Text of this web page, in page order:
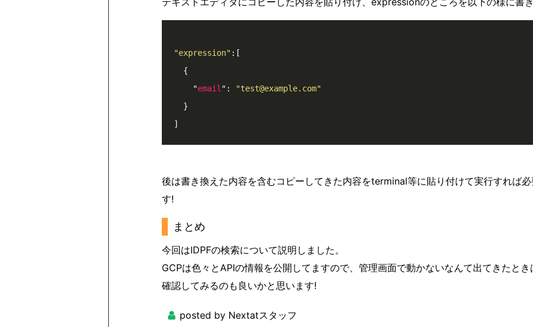
"expression" :[
    "
email ":
"test@example.com"
後は書き換えた内容を含むコピーしてきた内容をterminal等に貼り付けて実行すれば必
す!
まとめ
今回はIDPFの検索について説明しました。
GCPは色々とAPIの情報を公開してますので、管理画面で動かないなんて出てきたと
確認してみるのも良いかと思います!
posted by Nextatスタッフ